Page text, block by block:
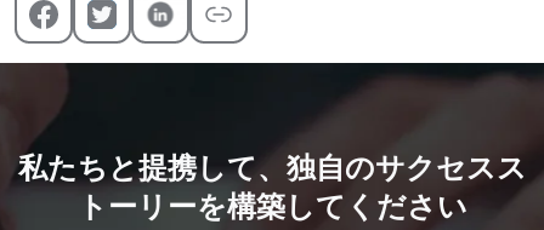
私たちと提携して、独自のサクセスス
トーリーを構築してください